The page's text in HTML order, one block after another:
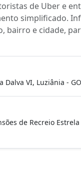
de Uber e
simplificado.
bairro e cidade,
VI, Luziânia -
de Recreio Estrela